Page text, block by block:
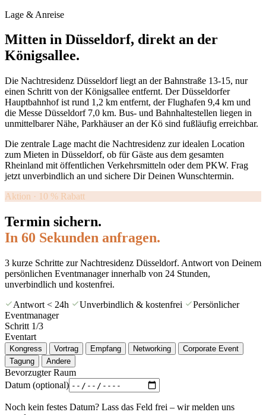
Lage & Anreise
Mitten in Düsseldorf, direkt an der
Königsallee.
Die Nachtresidenz Düsseldorf liegt an der Bahnstraße 13-15, nur
einen Schritt von der Königsallee entfernt. Der Düsseldorfer
Hauptbahnhof ist rund 1,2 km entfernt, der Flughafen 9,4 km und
die Messe Düsseldorf 7,0 km. Bus- und Bahnhaltestellen liegen in
unmittelbarer Nähe, Parkhäuser an der Kö sind fußläufig erreichbar.
Die zentrale Lage macht die Nachtresidenz zur idealen Location
zum Mieten in Düsseldorf, ob für Gäste aus dem gesamten
Rheinland mit öffentlichen Verkehrsmitteln oder dem PKW. Frag
jetzt unverbindlich an und sichere Dir Deinen Wunschtermin.
Aktion · 10 % Rabatt
Termin sichern.
In 60 Sekunden anfragen.
3 kurze Schritte zur Nachtresidenz Düsseldorf. Antwort von Deinem
persönlichen Eventmanager innerhalb von 24 Stunden,
unverbindlich und kostenfrei.
Antwort < 24h
Unverbindlich & kostenfrei
Persönlicher
Eventmanager
Schritt 1/3
Eventart
Kongress Vortrag Empfang Networking
Corporate Event
Tagung
Andere
Bevorzugter Raum
Datum (optional)
Noch kein festes Datum? Lass das Feld frei – wir melden uns